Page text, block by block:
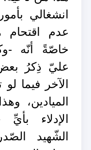
انشغالي
عدم اقتحام
خاصّةً أنّه -
عليّ ذِكرُ
الآخر فيما
الميادين،
الإدلاء
الشّهيد